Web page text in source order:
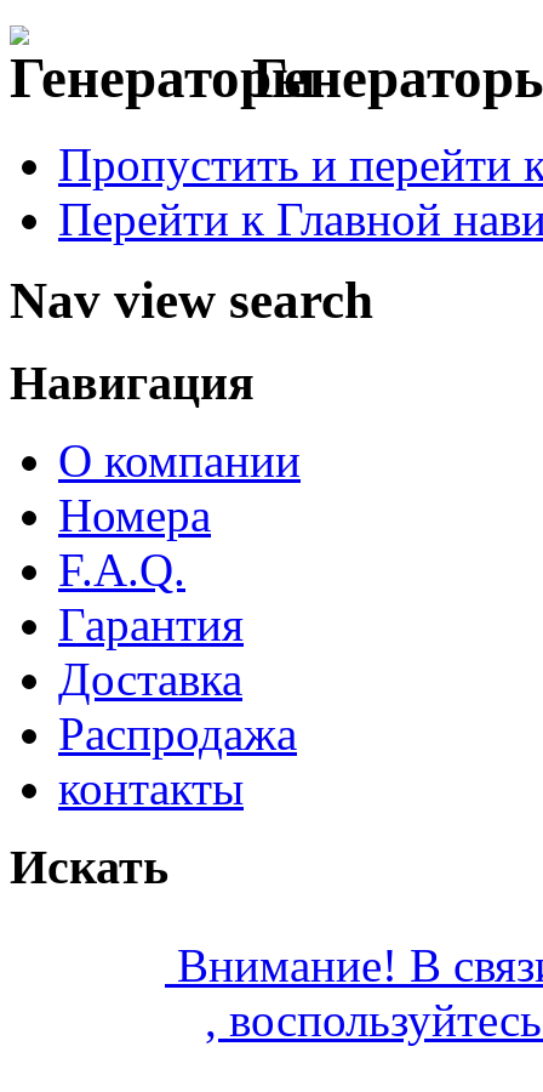
Пропустить и перейти
Перейти к Главной
Nav view search
Навигация
О компании
Номера
F.A.Q.
Гарантия
Доставка
Распродажа
контакты
Искать
Внимание! В
,